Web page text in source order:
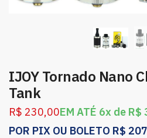
IJOY Tornado Nano
Tank
R$ 230,00EM ATÉ 6x de R$
POR PIX OU BOLETO R$